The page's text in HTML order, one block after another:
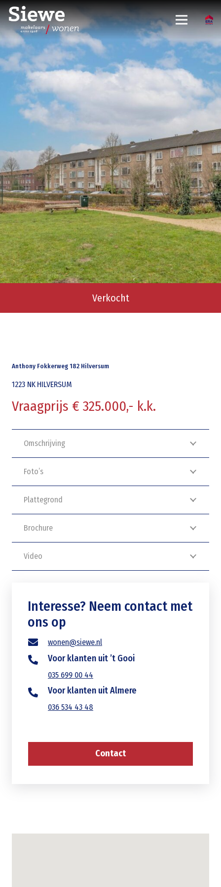
Verkocht
Anthony Fokkerweg 182 Hilversum
1223 NK HILVERSUM
Vraagprijs € 325.000,- k.k.
Omschrijving
Foto’s
Plattegrond
Brochure
Video
Interesse? Neem contact met
ons op
wonen@siewe.nl
Voor klanten uit ’t Gooi
035 699 00 44
Voor klanten uit Almere
036 534 43 48
Contact